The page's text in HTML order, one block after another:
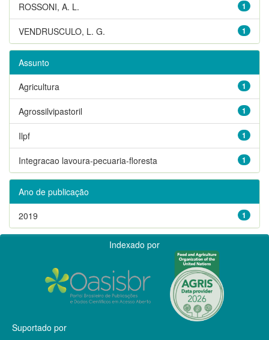
1
ROSSONI, A. L.
1
VENDRUSCULO, L. G.
Assunto
1
Agricultura
1
Agrossilvipastoril
1
Ilpf
1
Integracao lavoura-pecuaria-floresta
Ano de publicação
1
2019
Indexado por
Suportado por